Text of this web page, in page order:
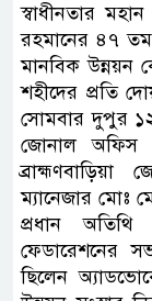
স্বাধীনতার
রহমানের ৪৭ তম
মানবিক উন্নয়ন
শহীদের প্রতি
সোমবার দুপুর
জোনাল অফিস
ম্যানেজার মোঃ
প্রধান অতিথি
ফেডারেশনের
ছিলেন